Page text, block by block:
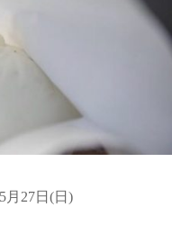
月27日(日)